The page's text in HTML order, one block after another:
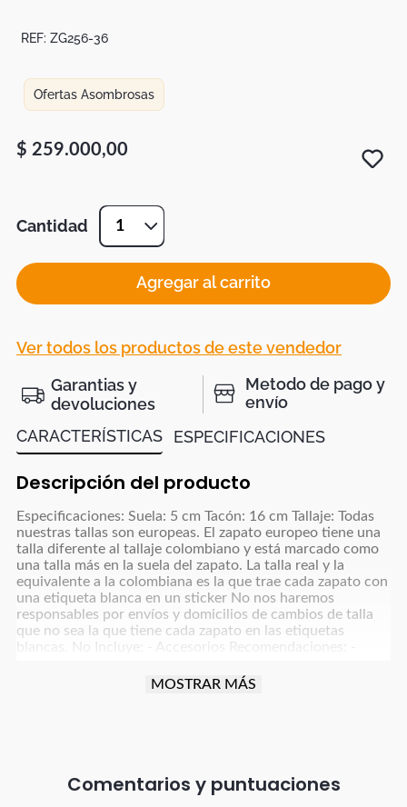
REF: ZG256-36
Ofertas Asombrosas
$ 259.000,00
Cantidad 1
Agregar al carrito
Ver todos los productos de este vendedor
Garantias y
devoluciones
Metodo de pago y
envío
CARACTERÍSTICAS
ESPECIFICACIONES
Descripción del producto
Especificaciones: Suela: 5 cm Tacón: 16 cm Tallaje: Todas
nuestras tallas son europeas. El zapato europeo tiene una
talla diferente al tallaje colombiano y está marcado como
una talla más en la suela del zapato. La talla real y la
equivalente a la colombiana es la que trae cada zapato con
una etiqueta blanca en un sticker No nos haremos
responsables por envíos y domicilios de cambios de talla
que no sea la que tiene cada zapato en las etiquetas
blancas. No Incluye: - Accesorios Recomendaciones: -
colores claros y paño oscuro para colores café, azul
producto (parte trasera, punta y tacón). - Debes tener
especial cuidado con el vestuario que uses; ya que, debido
MOSTRAR MÁS
Comentarios